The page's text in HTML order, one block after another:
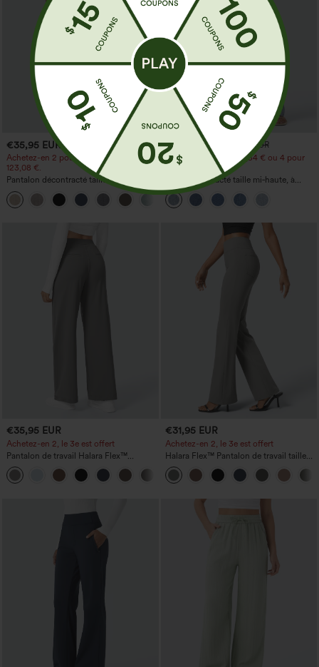
€35,95 EUR
Achetez-en 2 pour 61,54 € ou 4 pour
123,08 €.
Pantalon décontracté taille haute à
jambe droite, effet lin, avec poches
+5
€44,95 EUR
€49,95 EUR
Achetez-en 2 pour 61,54 € ou 4 pour
123,08 €.
Jean décontracté taille mi‑haute, à
cordon de serrage, avec poches
€35,95 EUR
Achetez-en 2, le 3e est offert
Pantalon de travail Halara Flex™
DayStretch à taille haute, avec poches et
coupe droite
+23
€31,95 EUR
Achetez-en 2, le 3e est offert
Halara Flex™ Pantalon de travail taille
haute avec poche latérale arrière et
légère coupe évasée